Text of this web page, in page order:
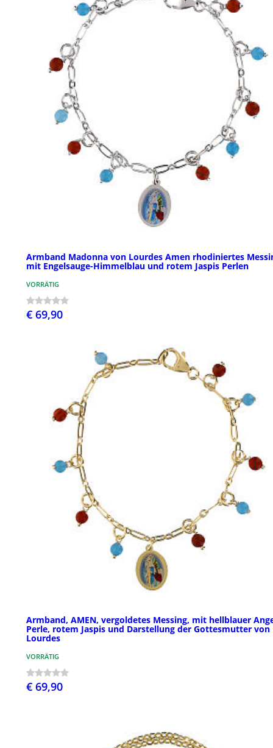
Armband Madonna von Lourdes Amen rhodiniertes
mit Engelsauge-Himmelblau und rotem Jaspis Perlen
VORRÄTIG
€ 69,90
Armband, AMEN, vergoldetes Messing, mit hellblauer
Perle, rotem Jaspis und Darstellung der Gottesmutter von
Lourdes
VORRÄTIG
€ 69,90